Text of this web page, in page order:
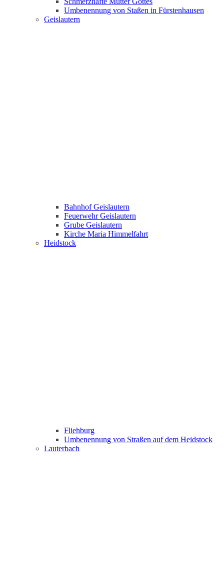
Umbenennung von Staßen in Fürstenhausen
Geislautern
Bahnhof Geislautern
Feuerwehr Geislautern
Grube Geislautern
Kirche Maria Himmelfahrt
Heidstock
Fliehburg
Umbenennung von Straßen auf dem Heidstock
Lauterbach